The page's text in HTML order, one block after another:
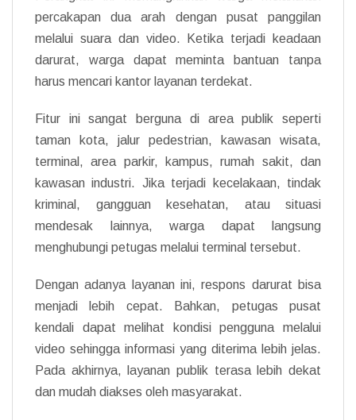
percakapan dua arah dengan pusat panggilan
melalui suara dan video. Ketika terjadi keadaan
darurat, warga dapat meminta bantuan tanpa
harus mencari kantor layanan terdekat.
Fitur ini sangat berguna di area publik seperti
taman kota, jalur pedestrian, kawasan wisata,
terminal, area parkir, kampus, rumah sakit, dan
kawasan industri. Jika terjadi kecelakaan, tindak
kriminal, gangguan kesehatan, atau situasi
mendesak lainnya, warga dapat langsung
menghubungi petugas melalui terminal tersebut.
Dengan adanya layanan ini, respons darurat bisa
menjadi lebih cepat. Bahkan, petugas pusat
kendali dapat melihat kondisi pengguna melalui
video sehingga informasi yang diterima lebih jelas.
Pada akhirnya, layanan publik terasa lebih dekat
dan mudah diakses oleh masyarakat.